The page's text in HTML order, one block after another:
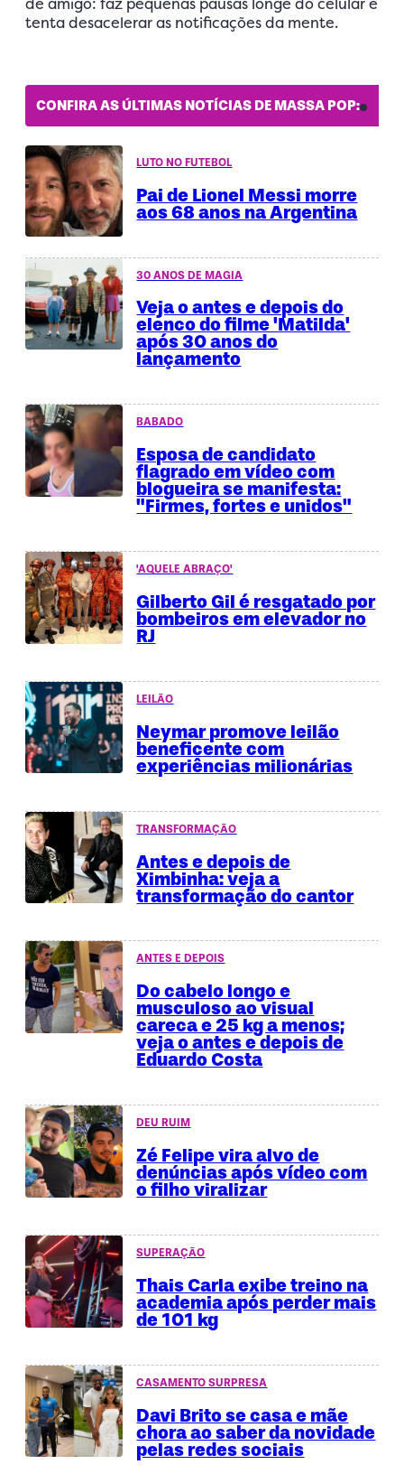
tenta desacelerar as notificações da mente.
CONFIRA AS ÚLTIMAS NOTÍCIAS DE MASSA POP:
LUTO NO FUTEBOL
Pai de Lionel Messi morre
aos 68 anos na Argentina
30 ANOS DE MAGIA
Veja o antes e depois do
elenco do filme 'Matilda'
após 30 anos do
lançamento
BABADO
Esposa de candidato
flagrado em vídeo com
blogueira se manifesta:
"Firmes, fortes e unidos"
'AQUELE ABRAÇO'
Gilberto Gil é resgatado por
bombeiros em elevador no
RJ
LEILÃO
Neymar promove leilão
beneficente com
experiências milionárias
TRANSFORMAÇÃO
Antes e depois de
Ximbinha: veja a
transformação do cantor
ANTES E DEPOIS
Do cabelo longo e
musculoso ao visual
careca e 25 kg a menos;
veja o antes e depois de
Eduardo Costa
DEU RUIM
Zé Felipe vira alvo de
denúncias após vídeo com
o filho viralizar
SUPERAÇÃO
Thais Carla exibe treino na
academia após perder mais
de 101 kg
CASAMENTO SURPRESA
Davi Brito se casa e mãe
chora ao saber da novidade
pelas redes sociais